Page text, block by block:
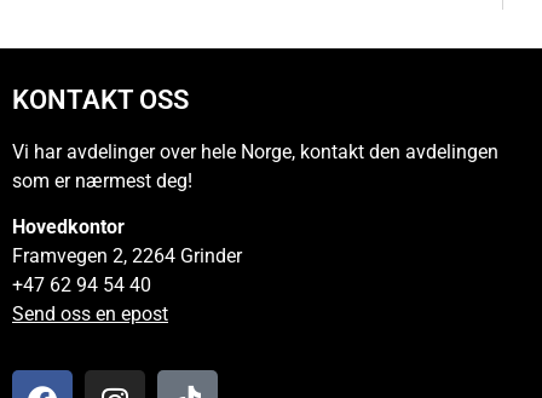
KONTAKT OSS
Vi har avdelinger over hele Norge, kontakt den avdelingen
som er nærmest deg!
Hovedkontor
Framvegen 2, 2264 Grinder
+47 62 94 54 40
Send oss en epost